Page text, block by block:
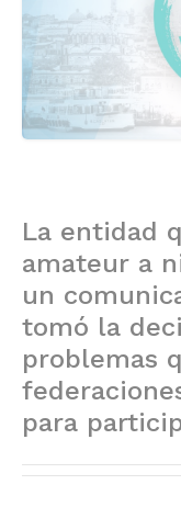
La entidad
amateur a
un
tomó la
problemas
para